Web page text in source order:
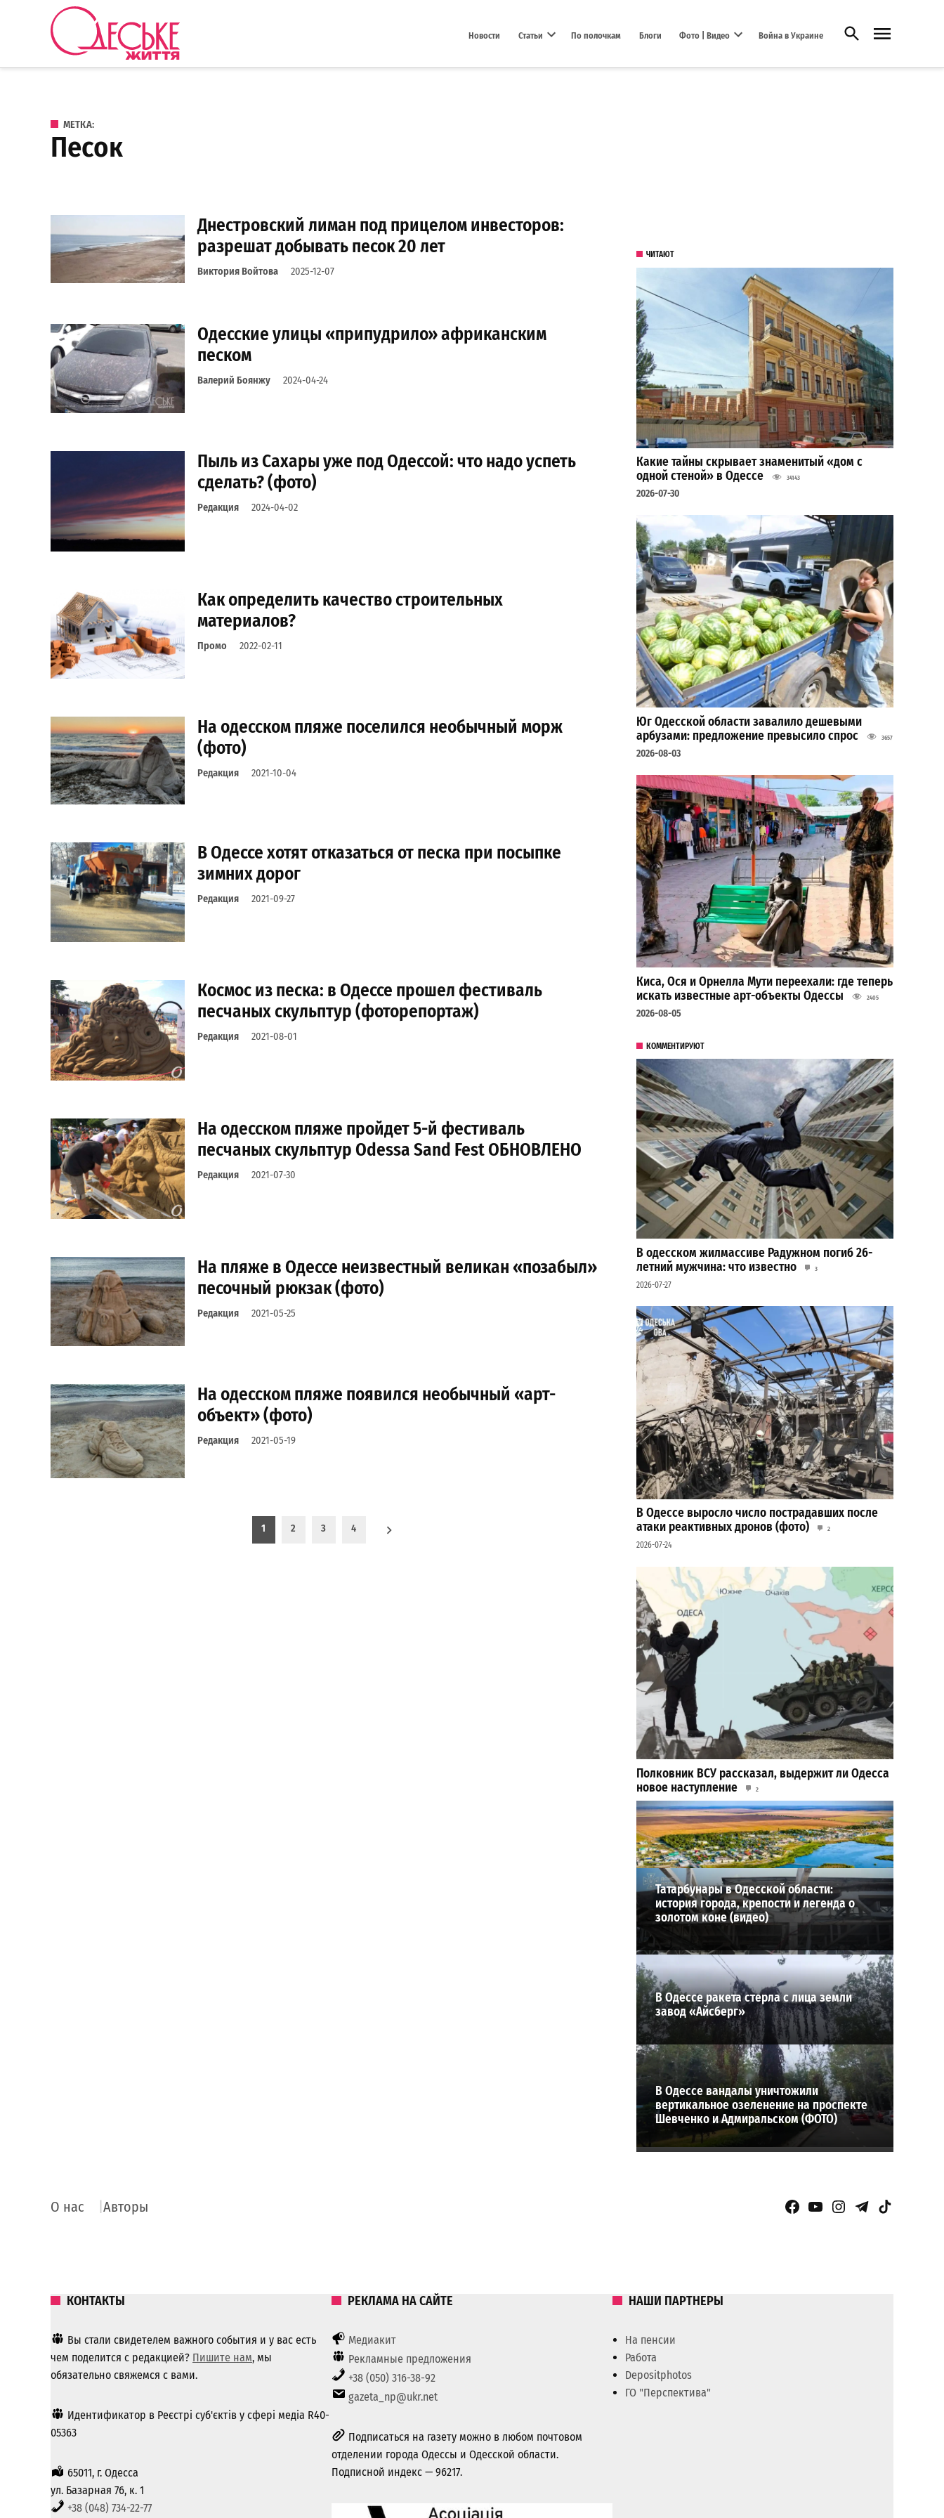
Перейти к содержанию
Новости Статьи По полочкам Блоги Фото | Видео Война в Украине Открыть поиск
МЕТКА:
песок
Днестровский лиман под прицелом инвесторов:
разрешат добывать песок 20 лет
Виктория Войтова 2025-12-07
Одесские улицы «припудрило» африканским
песком
Валерий Боянжу 2024-04-24
Пыль из Сахары уже под Одессой: что надо успеть
сделать? (фото)
Редакция 2024-04-02
Как определить качество строительных
материалов?
Промо 2022-02-11
На одесском пляже поселился необычный морж
(фото)
Редакция 2021-10-04
В Одессе хотят отказаться от песка при посыпке
зимних дорог
Редакция 2021-09-27
Космос из песка: в Одессе прошел фестиваль
песчаных скульптур (фоторепортаж)
Редакция 2021-08-01
На одесском пляже пройдет 5-й фестиваль
песчаных скульптур Odessa Sand Fest ОБНОВЛЕНО
Редакция 2021-07-30
На пляже в Одессе неизвестный великан «позабыл»
песочный рюкзак (фото)
Редакция 2021-05-25
На одесском пляже появился необычный «арт-
объект» (фото)
Редакция 2021-05-19
1 2 3 4
ЧИТАЮТ
Какие тайны скрывает знаменитый «дом с
одной стеной» в Одессе
34143
2026-07-30
Юг Одесской области завалило дешевыми
арбузами: предложение превысило спрос
3657
2026-08-03
Киса, Ося и Орнелла Мути переехали: где теперь
искать известные арт-объекты Одессы
2405
2026-08-05
КОММЕНТИРУЮТ
В одесском жилмассиве Радужном погиб 26-
летний мужчина: что известно
3
2026-07-27
В Одессе выросло число пострадавших после
атаки реактивных дронов (фото)
2
2026-07-24
Полковник ВСУ рассказал, выдержит ли Одесса
новое наступление
2
2026-07-27
ВИБОР РЕДАКЦИИ
Татарбунары в Одесской области:
история города, крепости и легенда о
золотом коне (видео)
В Одессе ракета стерла с лица земли
завод «Айсберг»
В Одессе вандалы уничтожили
вертикальное озеленение на проспекте
Шевченко и Адмиральском (ФОТО)
О нас Авторы Facebook Page
YouTubeInstagram
Telegram
TikTok
КОНТАКТЫ
Вы стали свидетелем важного события и у вас есть
чем поделится с редакцией? Пишите нам, мы
обязательно свяжемся с вами.
Идентификатор в Реєстрі суб'єктів у сфері медіа R40-
05363
65011, г. Одесса
ул. Базарная 76, к. 1
+38 (048) 734-22-77
РЕКЛАМА НА САЙТЕ
Медиакит
Рекламные предложения
+38 (050) 316-38-92
gazeta_np@ukr.net
Подписаться на газету можно в любом почтовом
отделении города Одессы и Одесской области.
Подписной индекс — 96217.
НАШИ ПАРТНЕРЫ
На пенсии
Работа
Depositphotos
ГО "Перспектива"